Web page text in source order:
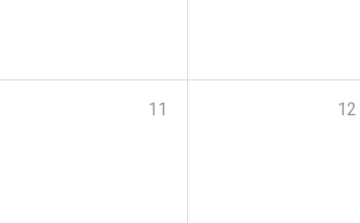
11 12